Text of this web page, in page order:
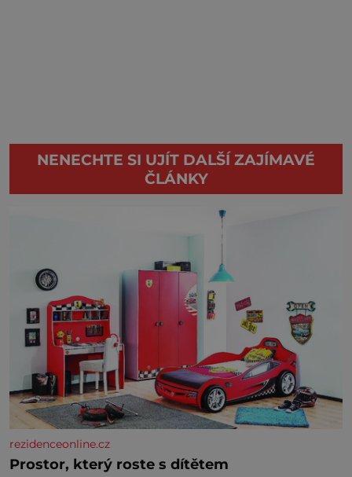
NENECHTE SI UJÍT DALŠÍ ZAJÍMAVÉ
ČLÁNKY
rezidenceonline.cz
Prostor, který roste s dítětem